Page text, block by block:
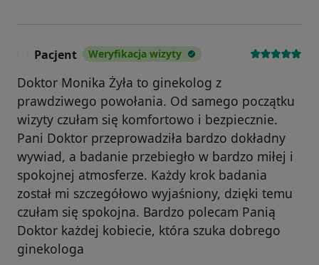
Pacjent Weryfikacja wizyty
Doktor Monika Żyła to ginekolog z
prawdziwego powołania. Od samego początku
wizyty czułam się komfortowo i bezpiecznie.
Pani Doktor przeprowadziła bardzo dokładny
wywiad, a badanie przebiegło w bardzo miłej i
spokojnej atmosferze. Każdy krok badania
został mi szczegółowo wyjaśniony, dzięki temu
czułam się spokojna. Bardzo polecam Panią
Doktor każdej kobiecie, która szuka dobrego
ginekologa